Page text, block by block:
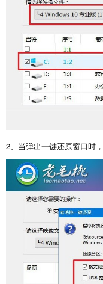
2 、当弹出一键还原窗口时